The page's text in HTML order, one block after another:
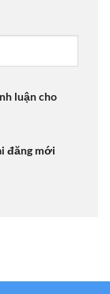
luận cho
đăng mới